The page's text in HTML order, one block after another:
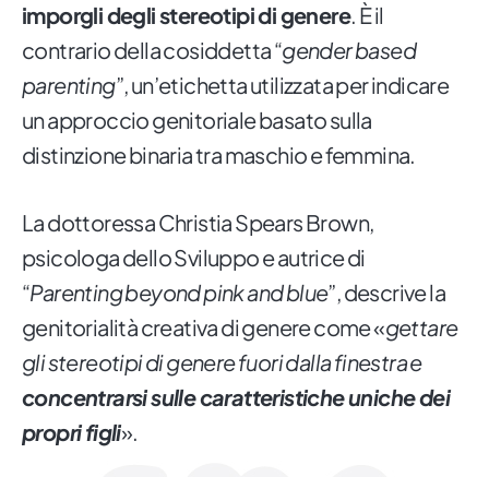
imporgli degli stereotipi di genere. È il
contrario della cosiddetta “gender based
parenting”, un’etichetta utilizzata per indicare
un approccio genitoriale basato sulla
distinzione binaria tra maschio e femmina.
La dottoressa Christia Spears Brown,
psicologa dello Sviluppo e autrice di
“Parenting beyond pink and blue”, descrive la
genitorialità creativa di genere come «gettare
gli stereotipi di genere fuori dalla finestra e
concentrarsi sulle caratteristiche uniche dei
propri figli».